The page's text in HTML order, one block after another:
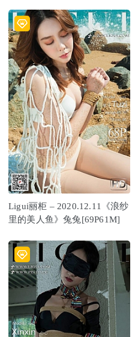
Ligui丽柜 – 2020.12.11《浪纱
里的美人鱼》兔兔[69P61M]